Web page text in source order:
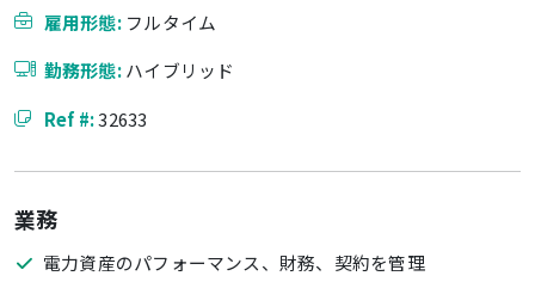
雇用形態: フルタイム
勤務形態:ハイブリッド
Ref #:32633
業務
電力資産のパフォーマンス、財務、契約を管理